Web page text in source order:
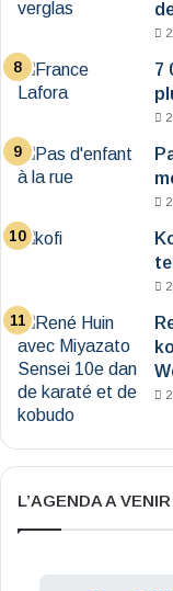
7
L’AGENDA A VENIR